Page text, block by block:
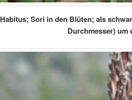
Habitus; Sori in den Blüten; als
Durchmesser) um